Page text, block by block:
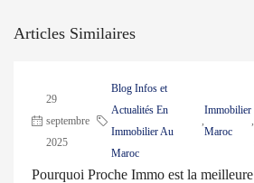
Articles Similaires
29
septembre
2025
Blog Infos et
Actualités En
Immobilier Au
Maroc
,
Immobilier
Maroc
,
Pourquoi Proche Immo est la